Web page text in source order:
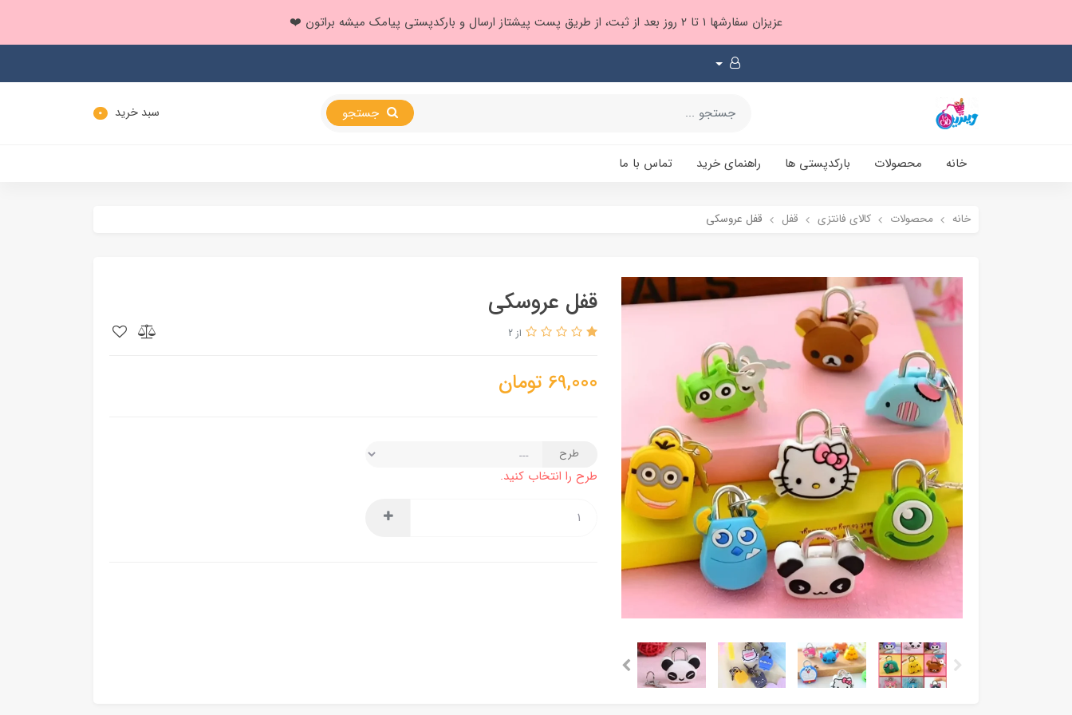
عزیزان سفارشها ۱ تا ۲ روز بعد از ثبت، از طریق پست پیشتاز ارسال و بارکدپستی پیامک میشه براتون ❤️
سبد خرید 0
خانه محصولات بارکدپستی ها راهنمای خرید تماس با ما
خانه محصولات کالای فانتزی قفل قفل عروسکی
قفل عروسکی
از 2
69,000 تومان
طرح
طرح را انتخاب کنید.